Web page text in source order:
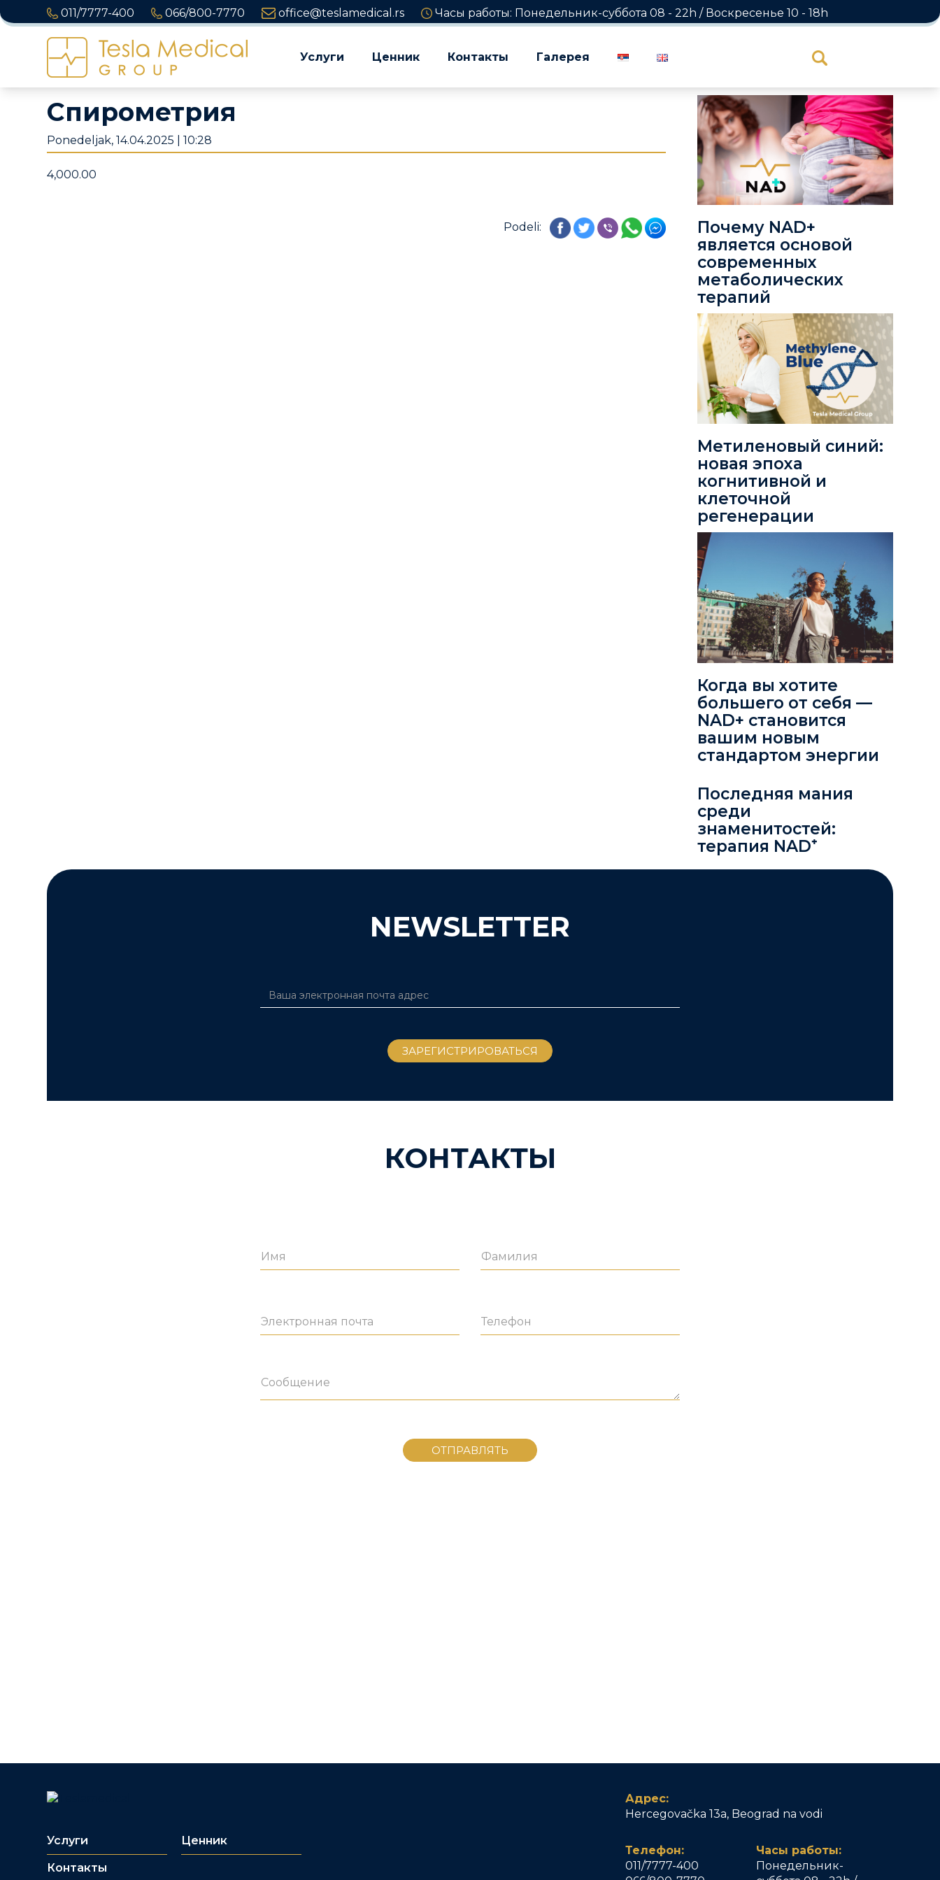
011/7777-400 066/800-7770 office@teslamedical.rs Часы работы: Понедельник-суббота 08 - 22h / Воскресенье 10 - 18h
Услуги Ценник Контакты Галерея
Спирометрия
Ponedeljak, 14.04.2025 | 10:28
4,000.00
Podeli:
Почему NAD+
является основой
современных
метаболических
терапий
Метиленовый синий:
новая эпоха
когнитивной и
клеточной
регенерации
Когда вы хотите
большего от себя —
NAD+ становится
вашим новым
стандартом энергии
Последняя мания
среди
знаменитостей:
терапия NAD⁺
NEWSLETTER
КОНТАКТЫ
Услуги Ценник
Контакты
Адрес:
Hercegovačka 13a, Beograd na vodi
Телефон:
011/7777-400
Часы работы:
Понедельник-